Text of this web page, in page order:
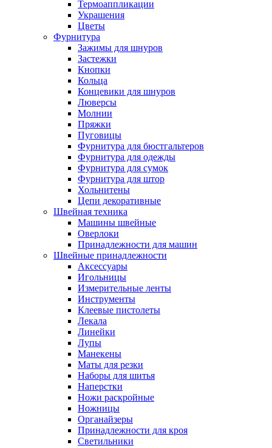
Термоаппликации
Украшения
Цветы
Фурнитура
Зажимы для шнуров
Застежки
Кнопки
Кольца
Концевики для шнуров
Люверсы
Молнии
Пряжки
Пуговицы
Фурнитура для бюстгальтеров
Фурнитура для одежды
Фурнитура для сумок
Фурнитура для штор
Хольнитены
Цепи декоративные
Швейная техника
Машины швейные
Оверлоки
Принадлежности для машин
Швейные принадлежности
Аксессуары
Игольницы
Измерительные ленты
Инструменты
Клеевые пистолеты
Лекала
Линейки
Лупы
Манекены
Маты для резки
Наборы для шитья
Наперстки
Ножи раскройные
Ножницы
Органайзеры
Принадлежности для кроя
Светильники